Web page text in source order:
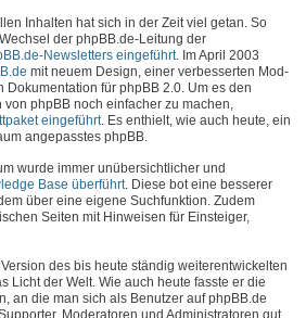
Inhalten hat sich in der Zeit viel getan. So
der phpBB.de-Leitung der
Newsletters eingeführt. Im April 2003
mit neuem Design, einer verbesserten Mod-
Dokumentation für phpBB 2.0. Um es den
phpBB noch einfacher zu machen,
eingeführt. Es enthielt, wie auch heute, ein
angepasstes phpBB.
wurde immer unübersichtlicher und
Base überführt. Diese bot eine besserer
über eine eigene Suchfunktion. Zudem
Seiten mit Hinweisen für Einsteiger,
des bis heute ständig weiterentwickelten
Licht der Welt. Wie auch heute fasste er die
an die man sich als Benutzer auf phpBB.de
Moderatoren und Administratoren gut